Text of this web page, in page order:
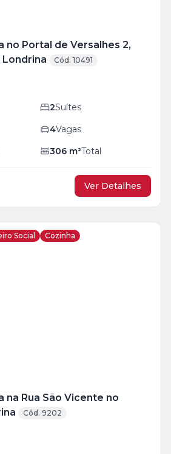
no Portal de Versalhes 2,
Cód. 10491
2Suítes
4Vagas
306 m²Total
Ver Detalhes
Social Cozinha
na Rua São Vicente no
Cód. 9202